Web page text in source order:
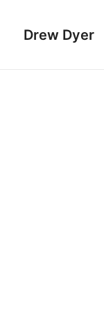
Drew Dyer